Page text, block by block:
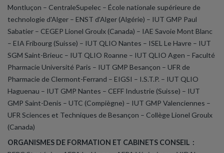
Montluçon – CentraleSupelec – École nationale supérieure de
technologie d'Alger – ENST d'Alger (Algérie) – IUT GMP Paul
Sabatier – CEGEP Lionel Groulx (Canada) – IAE Savoie Mont Blanc
– EIA Fribourg (Suisse) – IUT QLIO Nantes – ISEL Le Havre – IUT
SGM Saint-Brieuc – IUT QLIO Roanne – IUT QLIO Agen – Faculté
Pharmacie Université Paris – IUT GMP Besançon – UFR de
Pharmacie de Clermont-Ferrand – EIGSI – I.S.T.P. – IUT QLIO
Haguenau – IUT GMP Nantes – CEFF Industrie (Suisse) – IUT
GMP Saint-Denis – UTC (Compiègne) – IUT GMP Valenciennes –
UFR Sciences et Techniques de Besançon – Collège Lionel Groulx
(Canada)
ORGANISMES DE FORMATION ET CABINETS CONSEIL :